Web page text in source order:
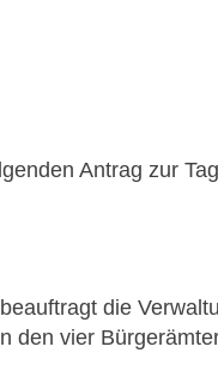
Antrag zur
die
den vier